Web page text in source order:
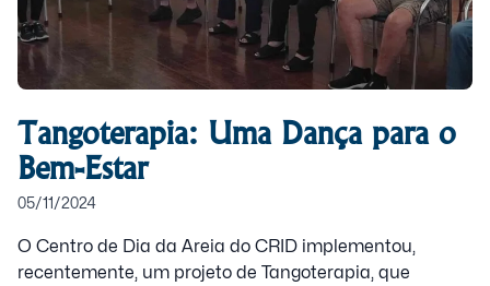
Tangoterapia: Uma Dança para o
Bem-Estar
05/11/2024
O Centro de Dia da Areia do CRID implementou,
recentemente, um projeto de Tangoterapia, que